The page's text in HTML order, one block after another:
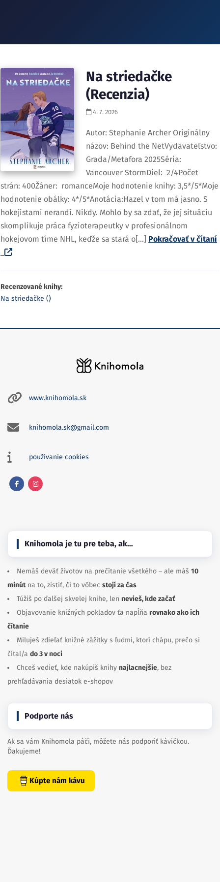
Na striedačke
(Recenzia)
4. 7. 2026
Autor: Stephanie Archer Originálny
názov: Behind the NetVydavateľstvo:
Grada/Metafora 2025Séria:
Vancouver StormDiel: 2/4Počet
strán: 400Žáner: romanceMoje hodnotenie knihy: 3,5*/5*Moje
hodnotenie obálky: 4*/5*Anotácia:Hazel v tom má jasno. S
hokejistami nerandí. Nikdy. Mohlo by sa zdať, že jej situáciu
skomplikuje práca fyzioterapeutky v profesionálnom
hokejovom tíme NHL, keďže sa stará o[...] Pokračovať v čítaní
Recenzované knihy:
Na striedačke ()
www.knihomola.sk
knihomola.sk@gmail.com
používanie cookies
Knihomola je tu pre teba, ak…
Nemáš deväť životov na prečítanie všetkého – ale máš 10
minútna to, zistiť, či to vôbec stojí za čas
Túžiš po ďalšej skvelej knihe, len nevieš, kde začať
Objavovanie knižných pokladov ťa napĺňa rovnako ako ich
čítanie
Miluješ zdieľať knižné zážitky s ľuďmi, ktorí chápu, prečo si
čítal/a do 3 v noci
Chceš vedieť, kde nakúpiš knihy najlacnejšie, bez
prehľadávania desiatok e-shopov
Podporte nás
Ak sa vám Knihomola páči, môžete nás podporiť kávičkou.
Ďakujeme!
Kúpte nám kávu